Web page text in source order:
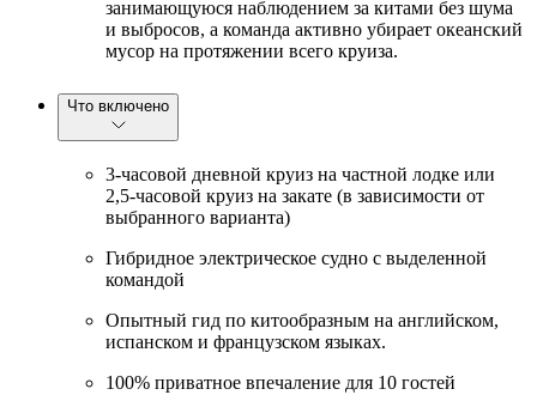
занимающуюся наблюдением за китами без шума
и выбросов, а команда активно убирает океанский
мусор на протяжении всего круиза.
Что включено
3-часовой дневной круиз на частной лодке или
2,5-часовой круиз на закате (в зависимости от
выбранного варианта)
Гибридное электрическое судно с выделенной
командой
Опытный гид по китообразным на английском,
испанском и французском языках.
100% приватное впечаление для 10 гостей